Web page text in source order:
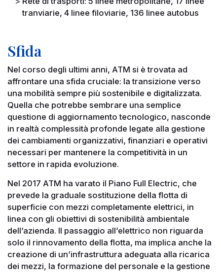
tranviarie, 4 linee filoviarie, 136 linee autobus
Sfida
Nel corso degli ultimi anni, ATM si è trovata ad
affrontare una sfida cruciale: la transizione verso
una mobilità sempre più sostenibile e digitalizzata.
Quella che potrebbe sembrare una semplice
questione di aggiornamento tecnologico, nasconde
in realtà complessità profonde legate alla gestione
dei cambiamenti organizzativi, finanziari e operativi
necessari per mantenere la competitività in un
settore in rapida evoluzione.
Nel 2017 ATM ha varato il Piano Full Electric, che
prevede la graduale sostituzione della flotta di
superficie con mezzi completamente elettrici, in
linea con gli obiettivi di sostenibilità ambientale
dell’azienda. Il passaggio all’elettrico non riguarda
solo il rinnovamento della flotta, ma implica anche la
creazione di un’infrastruttura adeguata alla ricarica
dei mezzi, la formazione del personale e la gestione